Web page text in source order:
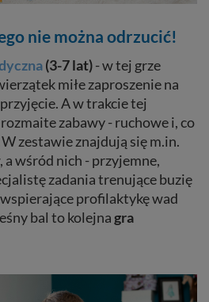
nie można odrzucić!
(3-7 lat)- w tej grze
miłe zaproszenie na
A w trakcie tej
zabawy - ruchowe i, co
zestawie znajdują się m.in.
a wśród nich - przyjemne,
zadania trenujące buzię
profilaktykę wad
bal to kolejnagra